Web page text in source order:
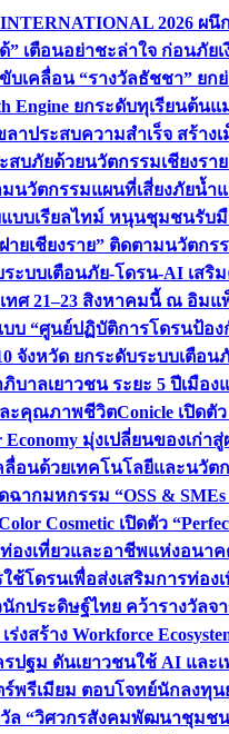
2026 ผ
เตือนอย่าชะล่าใจ ก่อนภัยเ
บเคลื่อน “รางวัลธัชชา” ย
Engine ยกระดับทุเรียนต้
ลาประสบความสำเร็จ สร้า
สบภัยด้วยนวัตกรรมเชียงร
มนวัตกรรมแผนที่เสี่ยงภัยน้
แบบเรียลไทม์ หนุนชุมชนรั
ายเชียงราย” ติดตามนวัตก
ะบบเตือนภัย-โดรน-AI เส
ศ 21–23 สิงหาคมนี้ ณ อิมแ
บ “ศูนย์ปฏิบัติการโดรนป้อ
จังหวัด ยกระดับระบบเตือ
าลเยาวชน ระยะ 5 ปีเมือง
ละคุณภาพชีวิตConicle เปิดตั
Economy มุ่งเปลี่ยนของเก่
อนด้วยเทคโนโลยีและนวัต
ฉากมหกรรม “OSS &
Cosmetic เปิดตัว
องเที่ยวและอาชีพแห่งอนา
ใช้โดรนเพื่อส่งเสริมการท่อ
กประดิษฐ์ไทย คว้ารางวัลจา
สร้าง Workforce
ปฐม ดันเยาวชนใช้ AI และ
พรีเมียม ตอบโจทย์นักลงทุน
ล “วิศวกรสังคมพัฒนาชุมช